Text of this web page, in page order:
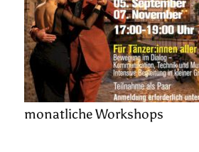
monatliche Workshops